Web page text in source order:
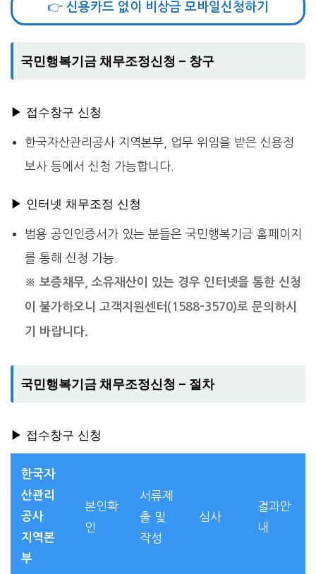
👉 신용카드 없이 비상금 모바일신청하기
국민행복기금 채무조정신청 – 창구
▶ 접수창구 신청
한국자산관리공사 지역본부, 업무 위임을 받은 신용정
보사 등에서 신청 가능합니다.
▶ 인터넷 채무조정 신청
범용 공인인증서가 있는 분들은 국민행복기금 홈페이지
를 통해 신청 가능.
※ 보증채무, 소유재산이 있는 경우 인터넷을 통한 신청
이 불가하오니 고객지원센터(1588-3570)로 문의하시
기 바랍니다.
국민행복기금 채무조정신청 – 절차
▶ 접수창구 신청
한국자
산관리
공사
지역본
부
본인확
인
서류제
출 및
작성
심사
결과안
내